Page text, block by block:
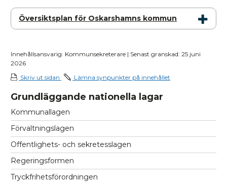
Översiktsplan för Oskarshamns kommun
Innehållsansvarig: Kommunsekreterare | Senast granskad: 25 juni
2026
Skriv ut sidan
Lämna synpunkter på innehållet
Grundläggande nationella lagar
Kommunallagen
Förvaltningslagen
Offentlighets- och sekretesslagen
Regeringsformen
Tryckfrihetsförordningen